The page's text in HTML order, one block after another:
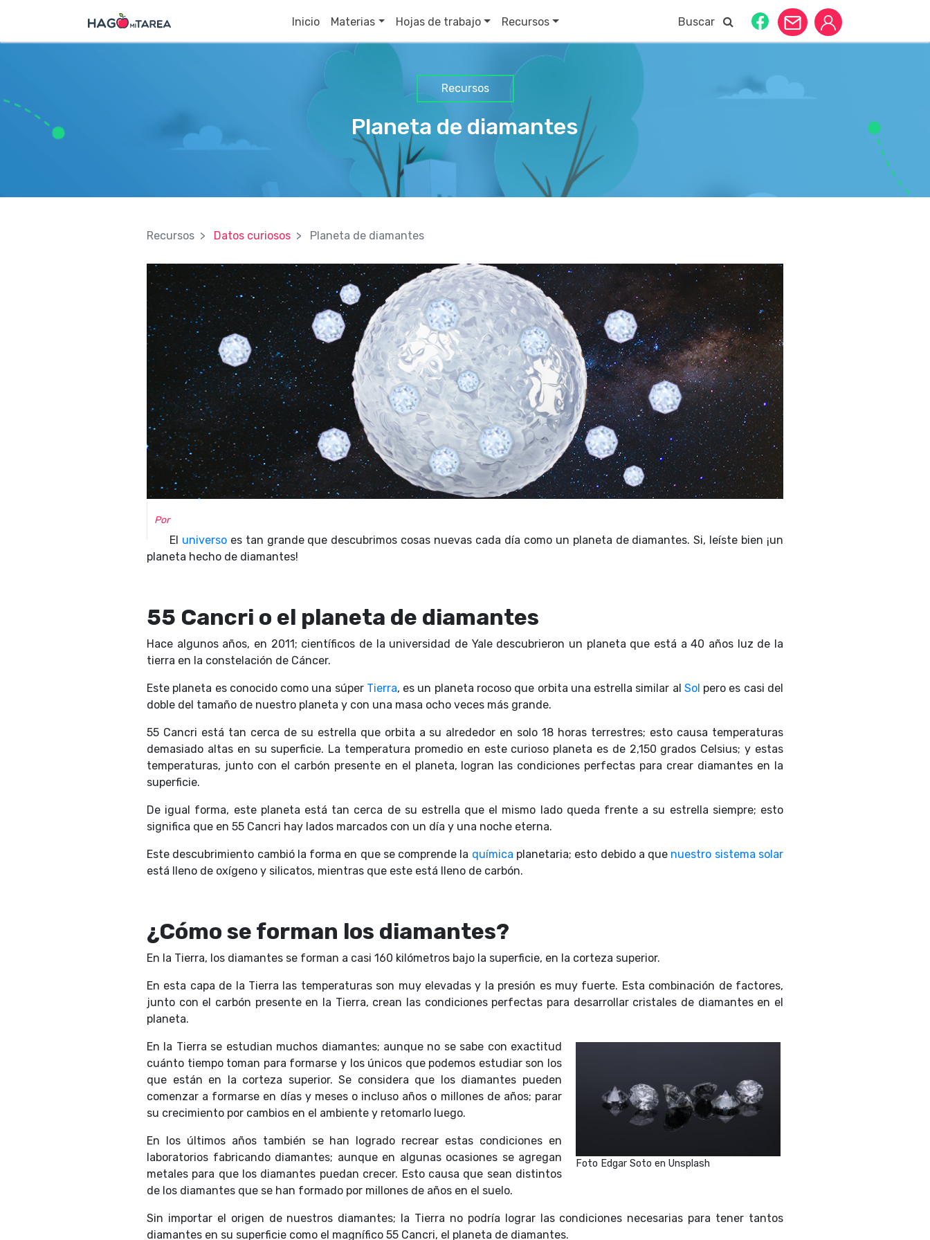
Inicio Materias Hojas de trabajo Recursos Buscar
Recursos
Planeta de diamantes
Recursos Datos curiosos Planeta de diamantes
Por
El universo es tan grande que descubrimos cosas nuevas cada día como un planeta de diamantes. Si, leíste bien ¡un
planeta hecho de diamantes!
55 Cancri o el planeta de diamantes
Hace algunos años, en 2011; científicos de la universidad de Yale descubrieron un planeta que está a 40 años luz de la
tierra en la constelación de Cáncer.
Este planeta es conocido como una súper Tierra, es un planeta rocoso que orbita una estrella similar al Sol pero es casi del
doble del tamaño de nuestro planeta y con una masa ocho veces más grande.
55 Cancri está tan cerca de su estrella que orbita a su alrededor en solo 18 horas terrestres; esto causa temperaturas
demasiado altas en su superficie. La temperatura promedio en este curioso planeta es de 2,150 grados Celsius; y estas
temperaturas, junto con el carbón presente en el planeta, logran las condiciones perfectas para crear diamantes en la
superficie.
De igual forma, este planeta está tan cerca de su estrella que el mismo lado queda frente a su estrella siempre; esto
significa que en 55 Cancri hay lados marcados con un día y una noche eterna.
Este descubrimiento cambió la forma en que se comprende la química planetaria; esto debido a que nuestro sistema solar
está lleno de oxígeno y silicatos, mientras que este está lleno de carbón.
¿Cómo se forman los diamantes?
En la Tierra, los diamantes se forman a casi 160 kilómetros bajo la superficie, en la corteza superior.
En esta capa de la Tierra las temperaturas son muy elevadas y la presión es muy fuerte. Esta combinación de factores,
junto con el carbón presente en la Tierra, crean las condiciones perfectas para desarrollar cristales de diamantes en el
planeta.
Foto Edgar Soto en Unsplash
En la Tierra se estudian muchos diamantes; aunque no se sabe con exactitud
cuánto tiempo toman para formarse y los únicos que podemos estudiar son los
que están en la corteza superior.Se considera que los diamantes pueden
comenzar a formarse en días y meses o incluso años o millones de años; parar
su crecimiento por cambios en el ambiente y retomarlo luego.
En los últimos años también se han logrado recrear estas condiciones en
laboratorios fabricando diamantes; aunque en algunas ocasiones se agregan
metales para que los diamantes puedan crecer. Esto causa que sean distintos
de los diamantes que se han formado por millones de años en el suelo.
Sin importar el origen de nuestros diamantes; la Tierra no podría lograr las condiciones necesarias para tener tantos
diamantes en su superficie como el magnífico 55 Cancri, el planeta de diamantes.